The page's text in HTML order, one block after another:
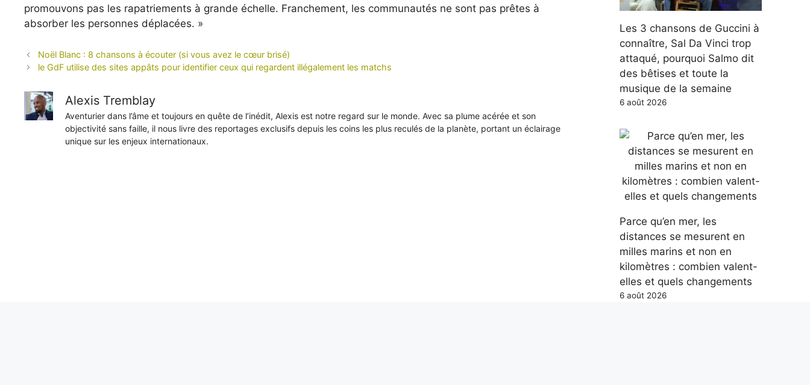
promouvons pas les rapatriements à grande échelle. Franchement, les communautés ne sont pas prêtes à
absorber les personnes déplacées. »
Noël Blanc : 8 chansons à écouter (si vous avez le cœur brisé)
le GdF utilise des sites appâts pour identifier ceux qui regardent illégalement les matchs
Alexis Tremblay
Aventurier dans l’âme et toujours en quête de l’inédit, Alexis est notre regard sur le monde. Avec sa plume acérée et son
objectivité sans faille, il nous livre des reportages exclusifs depuis les coins les plus reculés de la planète, portant un éclairage
unique sur les enjeux internationaux.
Les 3 chansons de Guccini à
connaître, Sal Da Vinci trop
attaqué, pourquoi Salmo dit
des bêtises et toute la
musique de la semaine
6 août 2026
Parce qu’en mer, les
distances se mesurent en
milles marins et non en
kilomètres : combien valent-
elles et quels changements
6 août 2026